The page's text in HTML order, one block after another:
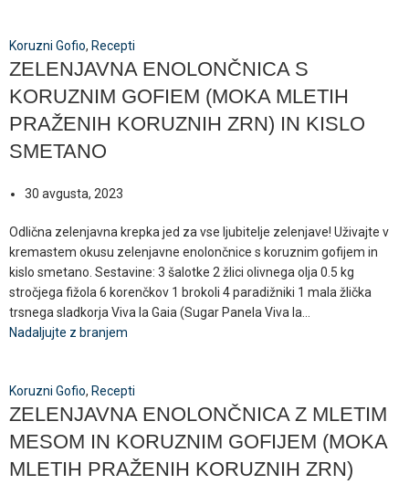
Koruzni Gofio, Recepti
ZELENJAVNA ENOLONČNICA S
KORUZNIM GOFIEM (MOKA MLETIH
PRAŽENIH KORUZNIH ZRN) IN KISLO
SMETANO
30 avgusta, 2023
Odlična zelenjavna krepka jed za vse ljubitelje zelenjave! Uživajte v
kremastem okusu zelenjavne enolončnice s koruznim gofijem in
kislo smetano. Sestavine: 3 šalotke 2 žlici olivnega olja 0.5 kg
stročjega fižola 6 korenčkov 1 brokoli 4 paradižniki 1 mala žlička
trsnega sladkorja Viva la Gaia (Sugar Panela Viva la...
Nadaljujte z branjem
Koruzni Gofio, Recepti
ZELENJAVNA ENOLONČNICA Z MLETIM
MESOM IN KORUZNIM GOFIJEM (MOKA
MLETIH PRAŽENIH KORUZNIH ZRN)